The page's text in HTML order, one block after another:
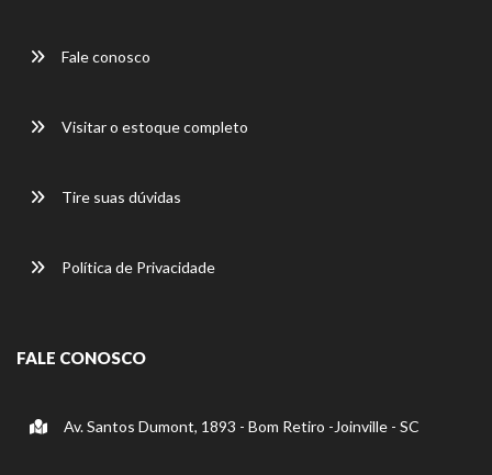
Fale conosco
Visitar o estoque completo
Tire suas dúvidas
Política de Privacidade
FALE CONOSCO
Av. Santos Dumont, 1893 - Bom Retiro -Joinville - SC